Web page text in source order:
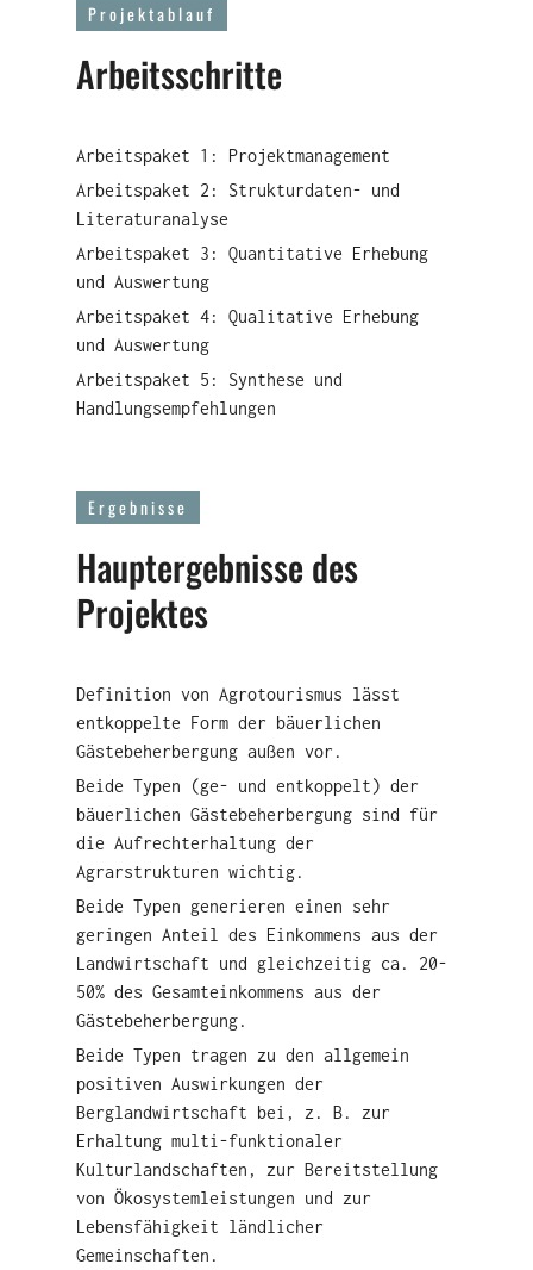
Projektablauf
Arbeitsschritte
Arbeitspaket 1: Projektmanagement
Arbeitspaket 2: Strukturdaten- und
Literaturanalyse
Arbeitspaket 3: Quantitative Erhebung
und Auswertung
Arbeitspaket 4: Qualitative Erhebung
und Auswertung
Arbeitspaket 5: Synthese und
Handlungsempfehlungen
Ergebnisse
Hauptergebnisse des
Projektes
Definition von Agrotourismus lässt
entkoppelte Form der bäuerlichen
Gästebeherbergung außen vor.
Beide Typen (ge- und entkoppelt) der
bäuerlichen Gästebeherbergung sind für
die Aufrechterhaltung der
Agrarstrukturen wichtig.
Beide Typen generieren einen sehr
geringen Anteil des Einkommens aus der
Landwirtschaft und gleichzeitig ca. 20-
50% des Gesamteinkommens aus der
Gästebeherbergung.
Beide Typen tragen zu den allgemein
positiven Auswirkungen der
Berglandwirtschaft bei, z. B. zur
Erhaltung multi-funktionaler
Kulturlandschaften, zur Bereitstellung
von Ökosystemleistungen und zur
Lebensfähigkeit ländlicher
Gemeinschaften.